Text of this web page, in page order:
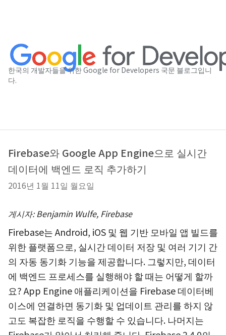
한국의 개발자들을 위한 Google for Developers 국문 블로그입니
다.
Firebase와 Google App Engine으로 실시간
데이터에 백엔드 로직 추가하기
2016년 1월 11일 월요일
게시자: Benjamin Wulfe, Firebase
Firebase는 Android, iOS 및 웹 기반 모바일 앱 빌드를
위한 플랫폼으로, 실시간 데이터 저장 및 여러 기기 간
의 자동 동기화 기능을 제공합니다. 그렇지만, 데이터
에 백엔드 프로세스를 실행해야 할 때는 어떻게 할까
요? App Engine 애플리케이션을 Firebase 데이터베
이스에 연결하면 동기화 및 업데이트 관리를 하지 않
고도 복잡한 로직을 수행할 수 있습니다. 나머지는